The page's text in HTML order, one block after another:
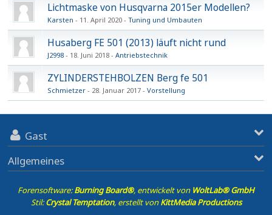
Lichtmaske von Husqvarna 2015er Modellen?
Karsten 11. April 2020 Tuning und Umbauten
Husaberg FE 501 (2013) läuft nicht rund
J2998 18. Juni 2018 Antriebstechnik
ZYLINDERSTEHBOLZEN Berg fe 501
Schmietzer 28. Januar 2017 Vorstellung
Gast
Allgemeines
Forensoftware:Burning Board®, entwickelt von WoltLab® GmbH
Stil:Crystal Temptation, erstellt vonKittMedia Productions